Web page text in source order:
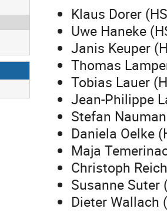
Klaus Dorer
Uwe Haneke
Janis Keuper
Thomas
Tobias Lauer
Jean-Philippe
Stefan
Daniela Oelke
Maja
Christoph
Susanne Suter
Dieter Wallach